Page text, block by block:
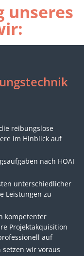
unseres
reibungslose
im Hinblick auf
nach HOAI
unterschiedlicher
Leistungen zu
kompetenter
Projektakquisition
auf
setzen wir voraus